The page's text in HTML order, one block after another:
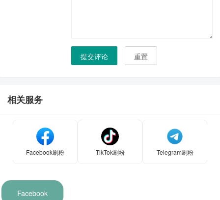
提交评论 重置
相关服务
Facebook刷粉 TikTok刷粉 Telegram刷粉
Facebook